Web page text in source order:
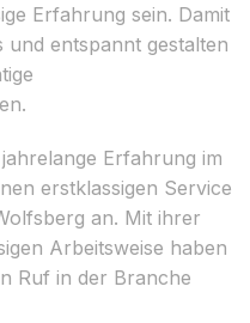
Erfahrung sein. Damit
entspannt gestalten
Erfahrung im
erstklassigen Service
an. Mit ihrer
Arbeitsweise haben
Ruf in der Branche